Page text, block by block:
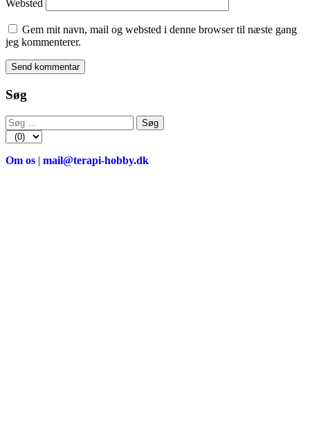
Websted
Gem mit navn, mail og websted i denne browser til næste gang
jeg kommenterer.
Søg
Søg
efter:
Om os | mail@terapi-hobby.dk